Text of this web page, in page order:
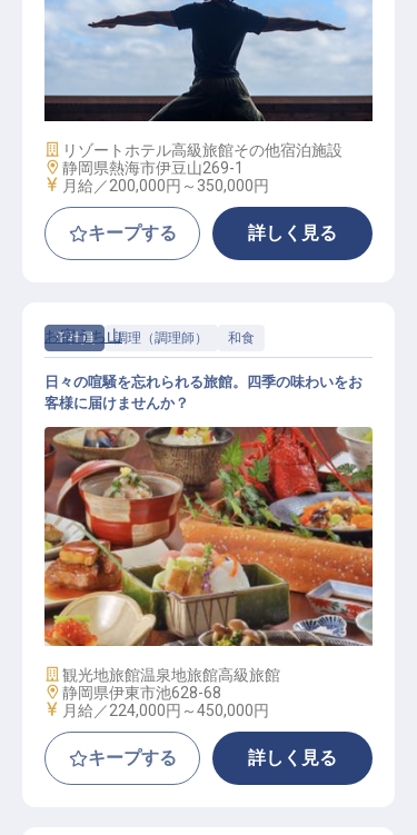
コンディショニングセラピスト（家
電完備の寮あり／月9日休み／食事
補助）
施設業態
リゾートホテル高級旅館その他宿泊施設
勤務地
静岡県熱海市伊豆山269-1
給与
月給／200,000円～ 350,000円
キープする 詳しく見る
正社員 調理（調理師） 和食
調理スタッフ（単身個室寮／年休10
7日／昇給・賞与あり）
お宿うち山
日々の喧騒を忘れられる旅館。四季の味わいをお
客様に届けませんか？
施設業態
観光地旅館温泉地旅館高級旅館
勤務地
静岡県伊東市池628-68
給与
月給／224,000円～450,000円
キープする 詳しく見る